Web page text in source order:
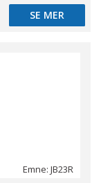
SE MER
SE MER
Emne: JB23R